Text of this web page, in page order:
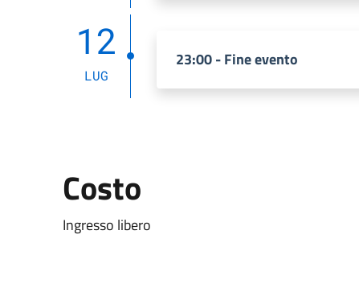
12
LUG
23:00 - Fine evento
Costo
Ingresso libero